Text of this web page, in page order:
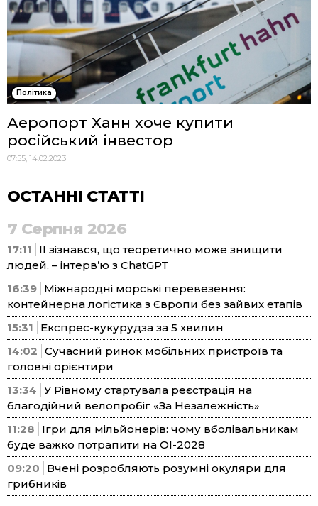
Політика
Аеропорт Ханн хоче купити
російський інвестор
07:55, 14.02.2023
ОСТАННІ СТАТТІ
7 Серпня 2026
17:11
ІІ зізнався, що теоретично може знищити
людей, – інтерв’ю з ChatGPT
16:39 Міжнародні морські перевезення:
контейнерна логістика з Європи без зайвих етапів
15:31
Експрес-кукурудза за 5 хвилин
14:02 Сучасний ринок мобільних пристроїв та
головні орієнтири
13:34 У Рівному стартувала реєстрація на
благодійний велопробіг «За Незалежність»
11:28
Ігри для мільйонерів: чому вболівальникам
буде важко потрапити на ОІ-2028
09:20
Вчені розробляють розумні окуляри для
грибників